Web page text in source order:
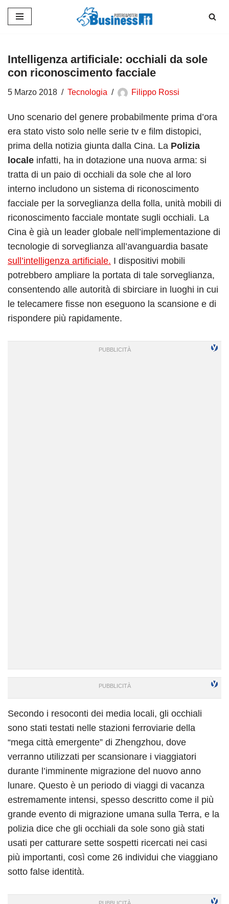
contenuto
Intelligenza artificiale: occhiali da sole
con riconoscimento facciale
5 Marzo 2018 Tecnologia Filippo Rossi
Uno scenario del genere probabilmente prima d’ora
era stato visto solo nelle serie tv e film distopici,
prima della notizia giunta dalla Cina. La Polizia
locale infatti, ha in dotazione una nuova arma: si
tratta di un paio di occhiali da sole che al loro
interno includono un sistema di riconoscimento
facciale per la sorveglianza della folla, unità mobili di
riconoscimento facciale montate sugli occhiali. La
Cina è già un leader globale nell’implementazione di
tecnologie di sorveglianza all’avanguardia basate
sull’intelligenza artificiale. I dispositivi mobili
potrebbero ampliare la portata di tale sorveglianza,
consentendo alle autorità di sbirciare in luoghi in cui
le telecamere fisse non eseguono la scansione e di
rispondere più rapidamente.
Secondo i resoconti dei media locali, gli occhiali
sono stati testati nelle stazioni ferroviarie della
“mega città emergente” di Zhengzhou, dove
verranno utilizzati per scansionare i viaggiatori
durante l’imminente migrazione del nuovo anno
lunare. Questo è un periodo di viaggi di vacanza
estremamente intensi, spesso descritto come il più
grande evento di migrazione umana sulla Terra, e la
polizia dice che gli occhiali da sole sono già stati
usati per catturare sette sospetti ricercati nei casi
più importanti, così come 26 individui che viaggiano
sotto false identità.